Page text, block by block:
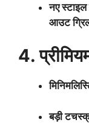
नए
आउट
4.
बड़ी